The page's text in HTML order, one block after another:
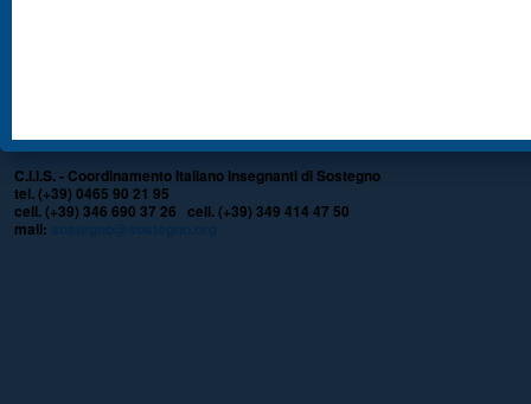
C.I.I.S. - Coordinamento Italiano Insegnanti di Sostegno
tel. (+39) 0465 90 21 95
cell. (+39) 346 690 37 26 cell. (+39) 349 414 47 50
mail: